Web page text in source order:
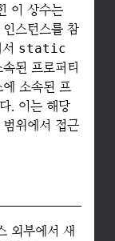
이 상수는
스턴스를 참
static
된 프로퍼티
소속된 프
. 이는 해당
위에서 접근
외부에서 새